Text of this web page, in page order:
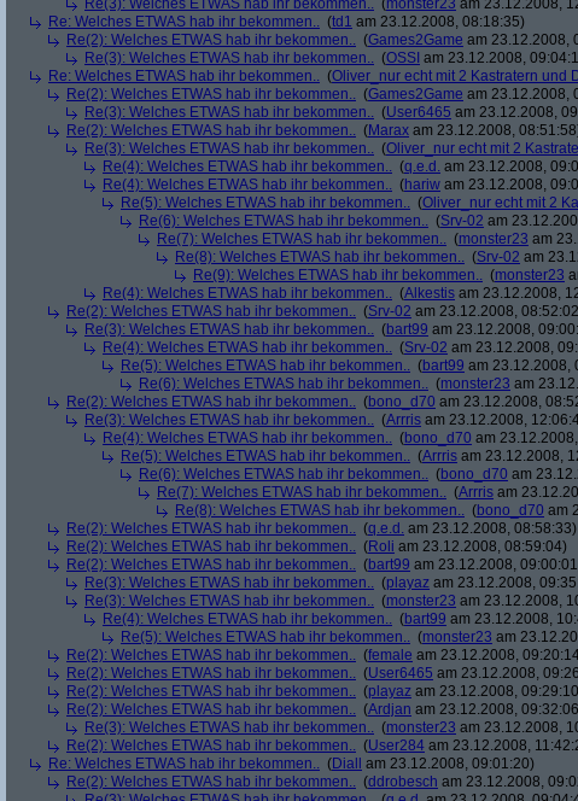
Re(3): Welches ETWAS hab ihr bekommen.. (monster23 am 23.12.2008,
Re: Welches ETWAS hab ihr bekommen.. (td1 am 23.12.2008, 08:18:35)
Re(2): Welches ETWAS hab ihr bekommen.. (Games2Game am 23.12.2008,
Re(3): Welches ETWAS hab ihr bekommen.. (OSSI am 23.12.2008,
Re: Welches ETWAS hab ihr bekommen.. (Oliver_nur echt mit 2 Kastratern und
Re(2): Welches ETWAS hab ihr bekommen.. (Games2Game am 23.12.2008,
Re(3): Welches ETWAS hab ihr bekommen.. (User6465 am 23.12.2008,
Re(2): Welches ETWAS hab ihr bekommen.. (Marax am 23.12.2008,
Re(3): Welches ETWAS hab ihr bekommen.. (Oliver_nur echt mit 2
Re(4): Welches ETWAS hab ihr bekommen.. (q.e.d. am 23.12.2008,
Re(4): Welches ETWAS hab ihr bekommen.. (hariw am 23.12.2008,
Re(5): Welches ETWAS hab ihr bekommen.. (Oliver_nur echt mit 2
Re(6): Welches ETWAS hab ihr bekommen.. (Srv-02 am
Re(7): Welches ETWAS hab ihr bekommen.. (monster23 am
Re(8): Welches ETWAS hab ihr bekommen.. (Srv-02 am
Re(9): Welches ETWAS hab ihr bekommen.. (monster23
Re(4): Welches ETWAS hab ihr bekommen.. (Alkestis am 23.12.2008,
Re(2): Welches ETWAS hab ihr bekommen.. (Srv-02 am 23.12.2008,
Re(3): Welches ETWAS hab ihr bekommen.. (bart99 am 23.12.2008,
Re(4): Welches ETWAS hab ihr bekommen.. (Srv-02 am 23.12.2008,
Re(5): Welches ETWAS hab ihr bekommen.. (bart99 am 23.12.2008,
Re(6): Welches ETWAS hab ihr bekommen.. (monster23 am
Re(2): Welches ETWAS hab ihr bekommen.. (bono_d70 am 23.12.2008,
Re(3): Welches ETWAS hab ihr bekommen.. (Arrris am 23.12.2008,
Re(4): Welches ETWAS hab ihr bekommen.. (bono_d70 am
Re(5): Welches ETWAS hab ihr bekommen.. (Arrris am 23.12.2008,
Re(6): Welches ETWAS hab ihr bekommen.. (bono_d70 am
Re(7): Welches ETWAS hab ihr bekommen.. (Arrris am
Re(8): Welches ETWAS hab ihr bekommen.. (bono_d70 am
Re(2): Welches ETWAS hab ihr bekommen.. (q.e.d. am 23.12.2008, 08:58:33)
Re(2): Welches ETWAS hab ihr bekommen.. (Roli am 23.12.2008, 08:59:04)
Re(2): Welches ETWAS hab ihr bekommen.. (bart99 am 23.12.2008,
Re(3): Welches ETWAS hab ihr bekommen.. (playaz am 23.12.2008,
Re(3): Welches ETWAS hab ihr bekommen.. (monster23 am 23.12.2008,
Re(4): Welches ETWAS hab ihr bekommen.. (bart99 am 23.12.2008,
Re(5): Welches ETWAS hab ihr bekommen.. (monster23 am
Re(2): Welches ETWAS hab ihr bekommen.. (female am 23.12.2008,
Re(2): Welches ETWAS hab ihr bekommen.. (User6465 am 23.12.2008,
Re(2): Welches ETWAS hab ihr bekommen.. (playaz am 23.12.2008,
Re(2): Welches ETWAS hab ihr bekommen.. (Ardjan am 23.12.2008,
Re(3): Welches ETWAS hab ihr bekommen.. (monster23 am 23.12.2008,
Re(2): Welches ETWAS hab ihr bekommen.. (User284 am 23.12.2008,
Re: Welches ETWAS hab ihr bekommen.. (Diall
am 23.12.2008, 09:01:20)
Re(2): Welches ETWAS hab ihr bekommen.. (ddrobesch am 23.12.2008,